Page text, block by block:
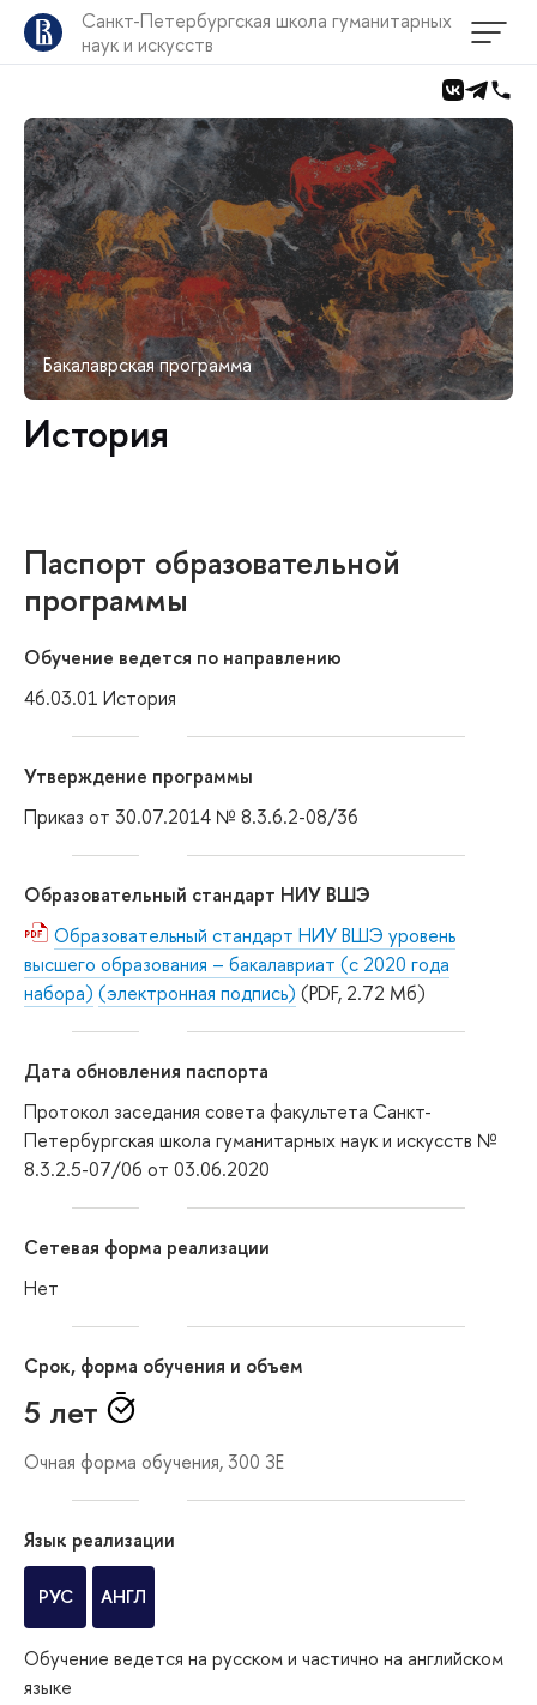
Санкт-Петербургская школа гуманитарных
наук и искусств
Бакалаврская программа
История
Паспорт образовательной
программы
Обучение ведется по направлению
46.03.01 История
Утверждение программы
Приказ от 30.07.2014 № 8.3.6.2-08/36
Образовательный стандарт НИУ ВШЭ
Образовательный стандарт НИУ ВШЭ уровень
высшего образования – бакалавриат (с 2020 года
набора) (электронная подпись) (PDF, 2.72 Мб)
Дата обновления паспорта
Протокол заседания совета факультета Санкт-
Петербургская школа гуманитарных наук и искусств №
8.3.2.5-07/06 от 03.06.2020
Сетевая форма реализации
Нет
Срок, форма обучения и объем
5 лет
Очная форма обучения, 300 ЗЕ
Язык реализации
РУС АНГЛ
Обучение ведется на русском и частично на английском
языке